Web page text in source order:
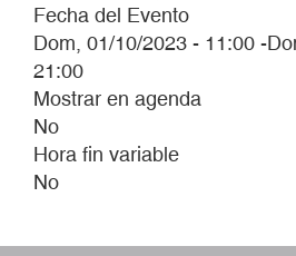
Fecha del Evento
Dom, 01/10/2023 - 11:00 -
21:00
Mostrar en agenda
No
Hora fin variable
No